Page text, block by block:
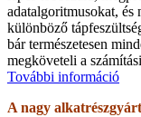
adatalgoritmusokat,
különböző
bár természetesen
megköveteli a
További információ
A nagy